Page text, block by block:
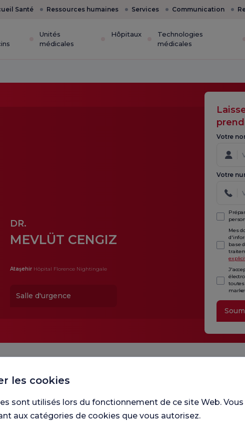
Santé Ressources humaines Services Communication
Unités
médicales
Hôpitaux
Technologies
médicales
DR.
MEVLÜT CENGIZ
AtaşehirHôpital Florence Nightingale
Salle d'urgence
Votre
Votre
Mes
base
les cookies
sont utilisés lors du fonctionnement de ce site Web.
aux catégories de cookies que vous autorisez.